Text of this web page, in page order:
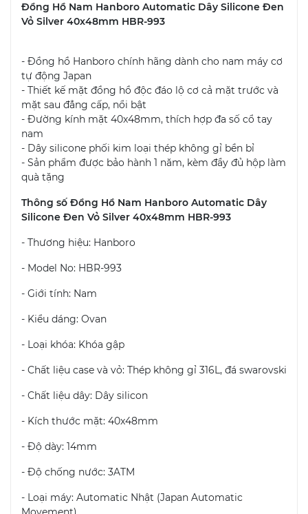
Đồng Hồ Nam Hanboro Automatic Dây Silicone Đen
Vỏ Silver 40x48mm HBR-993
- Đồng hồ Hanboro chính hãng dành cho nam máy cơ
tự động Japan
- Thiết kế mặt đồng hồ độc đáo lộ cơ cả mặt trước và
mặt sau đẳng cấp, nổi bật
- Đường kính mặt 40x48mm, thích hợp đa số cổ tay
nam
- Dây silicone phối kim loại thép không gỉ bền bỉ
- Sản phẩm được bảo hành 1 năm, kèm đầy đủ hộp làm
quà tặng
Thông số Đồng Hồ Nam Hanboro Automatic Dây
Silicone Đen Vỏ Silver 40x48mm HBR-993
- Thương hiệu: Hanboro
- Model No: HBR-993
- Giới tính: Nam
- Kiểu dáng: Ovan
- Loại khóa: Khóa gập
- Chất liệu case và vỏ: Thép không gỉ 316L, đá swarovski
- Chất liệu dây: Dây silicon
- Kích thước mặt: 40x48mm
- Độ dày: 14mm
- Độ chống nước: 3ATM
- Loại máy: Automatic Nhật (Japan Automatic